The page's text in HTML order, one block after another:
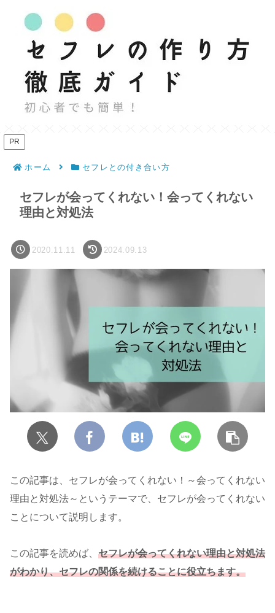
PR
ホーム セフレとの付き合い方
セフレが会ってくれない！会ってくれない
理由と対処法
2020.11.11 2024.09.13
この記事は、セフレが会ってくれない！～会ってくれない
理由と対処法～というテーマで、セフレが会ってくれない
ことについて説明します。
この記事を読めば、 セフレが会ってくれない理由と対処法
がわかり、セフレの関係を続けることに役立ちます。